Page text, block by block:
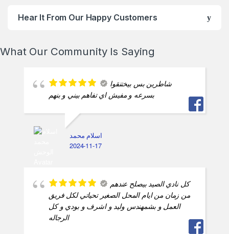
Hear It From Our Happy Customers
What Our Community Is Saying
شاطرين بس بيختنقوا
بسرعه و مفيش اي تفاهم بيني و بنهم
اسلام محمد
2024-11-17
كل نادي الصيد بيصلح عندهم
من زمان من ايام المحل الصغير تحياتي لكل فريق
العمل و بشمهندس وليد و اشرف و بودي و كل
الرجاله